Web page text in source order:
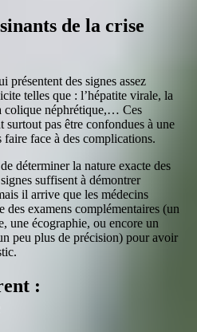
de la crise
présentent des signes assez
telles que : l’hépatite virale, la
colique néphrétique,… Ces
pas être confondues à une
faire face à des complications.
déterminer la nature exacte des
suffisent à démontrer
il arrive que les médecins
des examens complémentaires (un
une écographie, ou encore un
peu plus de précision) pour avoir
: